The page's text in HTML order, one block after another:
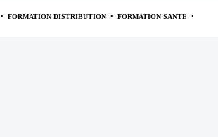
• FORMATION DISTRIBUTION • FORMATION SANTE •